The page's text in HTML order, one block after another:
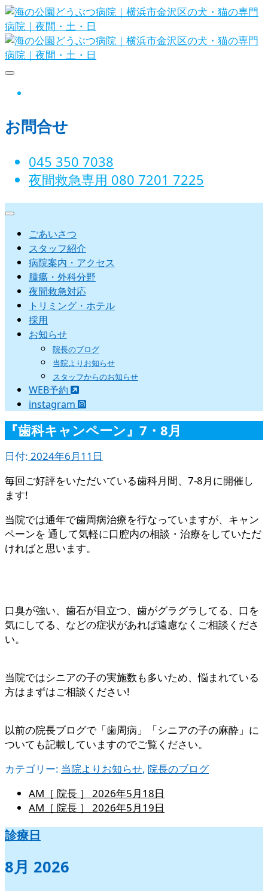
Skip
to
content
日
お問合せ
045 350 7038‬
夜間救急専用 080 7201 7225‬
ごあいさつ
スタッフ紹介
病院案内・アクセス
腫瘍・外科分野
夜間救急対応
トリミング・ホテル
採用
お知らせ
院長のブログ
当院よりお知らせ
スタッフからのお知らせ
WEB予約
instagram
『歯科キャンペーン』7・8月
日付: 2024年6月11日
毎回ご好評をいただいている歯科月間、7-8月に開催し
ます!
当院では通年で歯周病治療を行なっていますが、キャン
ペーンを 通して気軽に口腔内の相談・治療をしていただ
ければと思います。
口臭が強い、歯石が目立つ、歯がグラグラしてる、口を
気にしてる、などの症状があれば遠慮なくご相談くださ
い。
当院ではシニアの子の実施数も多いため、悩まれている
方はまずはご相談ください!
以前の院長ブログで「歯周病」「シニアの子の麻酔」に
ついても記載していますのでご覧ください。
カテゴリー: 当院よりお知らせ, 院長のブログ
AM［ 院長 ］ 2026年5月18日
AM［ 院長 ］ 2026年5月19日
診療日
8月 2026